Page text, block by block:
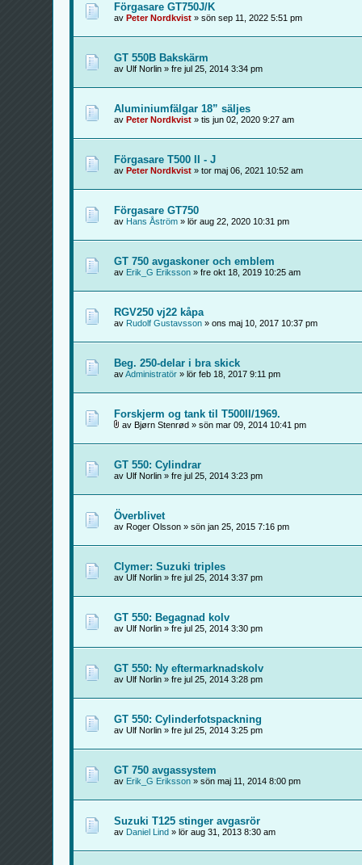
Förgasare GT750J/K
av Peter Nordkvist » sön sep 11, 2022 5:51 pm
GT 550B Bakskärm
av Ulf Norlin » fre jul 25, 2014 3:34 pm
Aluminiumfälgar 18” säljes
av Peter Nordkvist » tis jun 02, 2020 9:27 am
Förgasare T500 II - J
av Peter Nordkvist » tor maj 06, 2021 10:52 am
Förgasare GT750
av Hans Åström » lör aug 22, 2020 10:31 pm
GT 750 avgaskoner och emblem
av Erik_G Eriksson » fre okt 18, 2019 10:25 am
RGV250 vj22 kåpa
av Rudolf Gustavsson » ons maj 10, 2017 10:37 pm
Beg. 250-delar i bra skick
avAdministratör » lör feb 18, 2017 9:11 pm
Forskjerm og tank til T500II/1969.
av Bjørn Stenrød » sön mar 09, 2014 10:41 pm
GT 550: Cylindrar
av Ulf Norlin » fre jul 25, 2014 3:23 pm
Överblivet
av Roger Olsson » sön jan 25, 2015 7:16 pm
Clymer: Suzuki triples
av Ulf Norlin » fre jul 25, 2014 3:37 pm
GT 550: Begagnad kolv
av Ulf Norlin » fre jul 25, 2014 3:30 pm
GT 550: Ny eftermarknadskolv
av Ulf Norlin » fre jul 25, 2014 3:28 pm
GT 550: Cylinderfotspackning
av Ulf Norlin » fre jul 25, 2014 3:25 pm
GT 750 avgassystem
av Erik_G Eriksson » sön maj 11, 2014 8:00 pm
Suzuki T125 stinger avgasrör
av Daniel Lind » lör aug 31, 2013 8:30 am